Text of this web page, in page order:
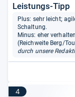
Leistungs-Tipp
Plus: sehr leicht;
Schaltung.
Minus: eher
(Reichweite Berg/
durch unsere
4